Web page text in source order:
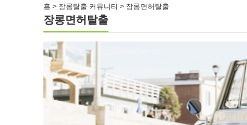
홈 > 장롱탈출 커뮤니티 > 장롱면허탈출
장롱면허탈출